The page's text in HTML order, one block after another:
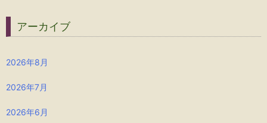
アーカイブ
2026年8月
2026年7月
2026年6月